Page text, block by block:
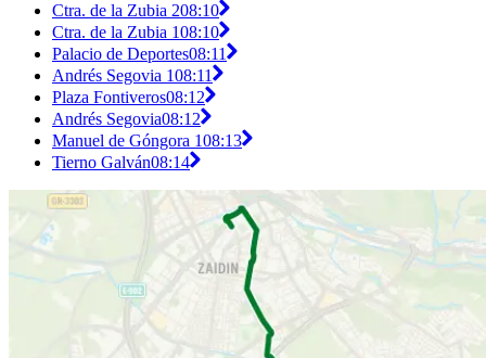
Ctra. de la Zubia 208:10
Ctra. de la Zubia 108:10
Palacio de Deportes08:11
Andrés Segovia 108:11
Plaza Fontiveros08:12
Andrés Segovia08:12
Manuel de Góngora 108:13
Tierno Galván08:14